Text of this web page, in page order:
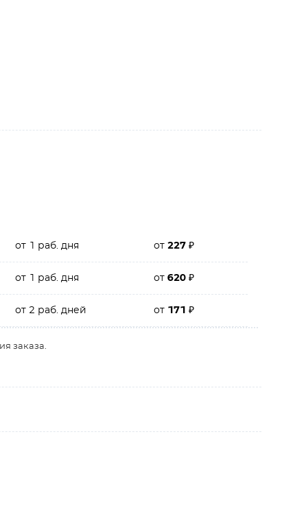
от 1 раб. дня от227₽
от 1 раб. дня от620₽
от 2 раб. дней от 171₽
заказа.